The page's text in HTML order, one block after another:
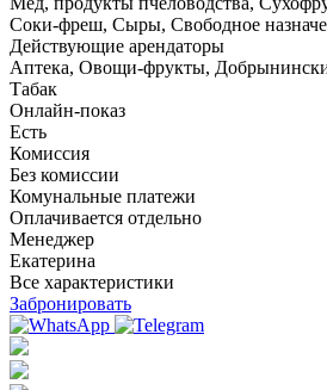
Соки-фреш, Сыры, Свободное
Действующие арендаторы
Аптека, Овощи-фрукты,
Табак
Онлайн-показ
Есть
Комиссия
Без комиссии
Комунальные платежи
Оплачивается отдельно
Менеджер
Екатерина
Все характеристики
Забронировать